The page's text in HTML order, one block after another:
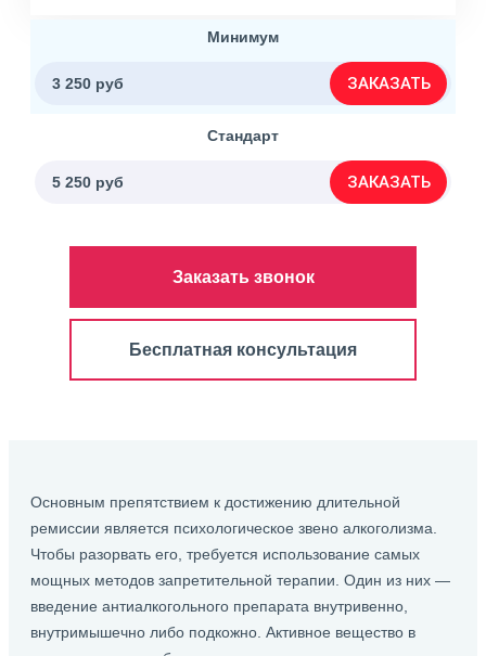
Минимум
3 250 руб ЗАКАЗАТЬ
Стандарт
5 250 руб ЗАКАЗАТЬ
Заказать звонок
Бесплатная консультация
Основным препятствием к достижению длительной
ремиссии является психологическое звено алкоголизма.
Чтобы разорвать его, требуется использование самых
мощных методов запретительной терапии. Один из них —
введение антиалкогольного препарата внутривенно,
внутримышечно либо подкожно. Активное вещество в